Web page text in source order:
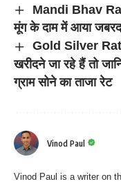
Mandi Bhav
मूंग के दाम में आया
Gold Silver
खरीदने जा रहे हैं तो
ग्राम सोने का ताजा रेट
Vinod Paul
Vinod Paul is a writer on